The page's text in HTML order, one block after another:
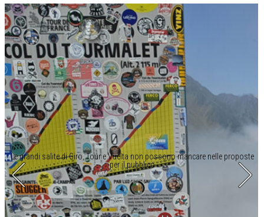
Le grandi salite di Giro, Tour e Vuelta non possono mancare nelle proposte
per il pubblico